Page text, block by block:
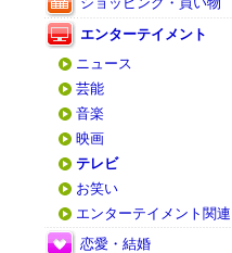
エンターテイメント
ニュース
芸能
音楽
映画
テレビ
お笑い
エンターテイメント関連
恋愛・結婚